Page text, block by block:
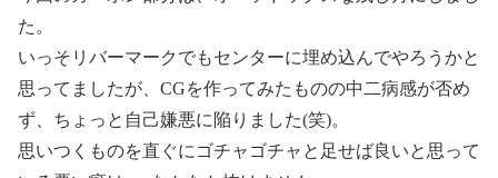
た。
いっそリバーマークでもセンターに埋め込んでやろうかと
思ってましたが、CGを作ってみたものの中二病感が否め
ず、ちょっと自己嫌悪に陥りました(笑)。
思いつくものを直ぐにゴチャゴチャと足せば良いと思って